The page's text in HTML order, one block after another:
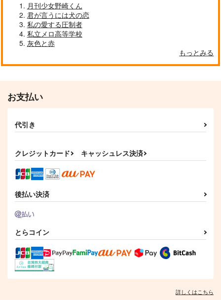
月刊少女野崎くん
君が言うには犬の恋
私の愛する圧制者
私立メロ高等学校
灰色と赤
もっとみる
お支払い
代引き
クレジットカード キャッシュレス決済
後払い決済
とらコイン
詳しくはこちら